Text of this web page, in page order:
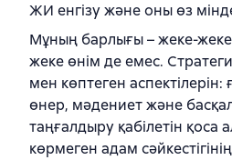
ЖИ енгізу және оны өз
Мұның барлығы – жеке-жеке
жеке өнім де емес.
мен көптеген аспектілерін:
өнер, мәдениет және
таңғалдыру қабілетін қоса
көрмеген адам